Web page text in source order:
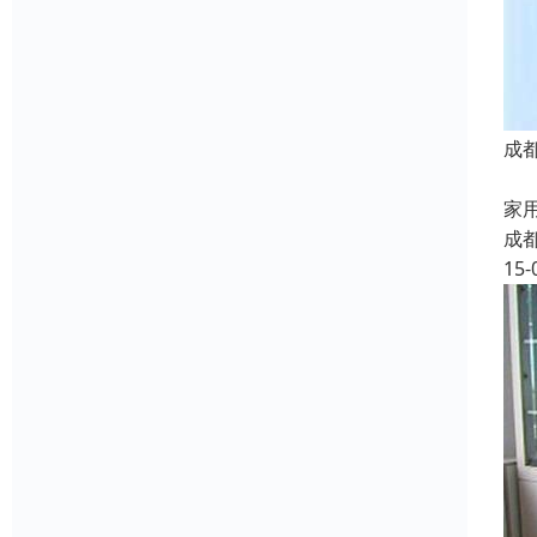
成
家
成
15-